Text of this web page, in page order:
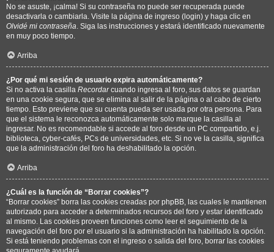
No se asuste, ¡calma! Si su contraseña no puede ser recuperada puede
desactivarla o cambiarla. Visite la página de ingreso (login) y haga clic en
Olvidé mi contraseña . Siga las instrucciones y estará identificado nuevamente
en muy poco tiempo.
Arriba
¿Por qué mi sesión de usuario expira automáticamente?
Si no activa la casilla Recordarcuando ingresa al foro, sus datos se guardan
en una cookie segura, que se elimina al salir de la página o al cabo de cierto
tiempo. Esto previene que su cuenta pueda ser usada por otra persona. Para
que el sistema le reconozca automáticamente solo marque la casilla al
ingresar. No es recomendable si accede al foro desde un PC compartido, e.j.
biblioteca, cyber-cafés, PCs de universidades, etc. Si no ve la casilla, significa
que la administración del foro ha deshabilitado la opción.
Arriba
¿Cuál es la función de “Borrar cookies”?
“Borrar cookies” borra las cookies creadas por phpBB, las cuales le mantienen
autorizado para acceder a determinados recursos del foro y estar identificado
al mismo. Las cookies proveen funciones como leer el seguimiento de la
navegación del foro por el usuario si la administración ha habilitado la opción.
Si está teniendo problemas con el ingreso o salida del foro, borrar las cookies